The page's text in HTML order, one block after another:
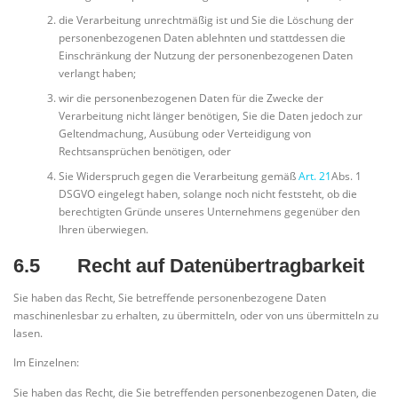
die Verarbeitung unrechtmäßig ist und Sie die Löschung der
personenbezogenen Daten ablehnten und stattdessen die
Einschränkung der Nutzung der personenbezogenen Daten
verlangt haben;
wir die personenbezogenen Daten für die Zwecke der
Verarbeitung nicht länger benötigen, Sie die Daten jedoch zur
Geltendmachung, Ausübung oder Verteidigung von
Rechtsansprüchen benötigen, oder
Sie Widerspruch gegen die Verarbeitung gemäßArt. 21Abs. 1
DSGVO eingelegt haben, solange noch nicht feststeht, ob die
berechtigten Gründe unseres Unternehmens gegenüber den
Ihren überwiegen.
6.5 Recht auf Datenübertragbarkeit
Sie haben das Recht, Sie betreffende personenbezogene Daten
maschinenlesbar zu erhalten, zu übermitteln, oder von uns übermitteln zu
lasen.
Im Einzelnen:
Sie haben das Recht, die Sie betreffenden personenbezogenen Daten, die